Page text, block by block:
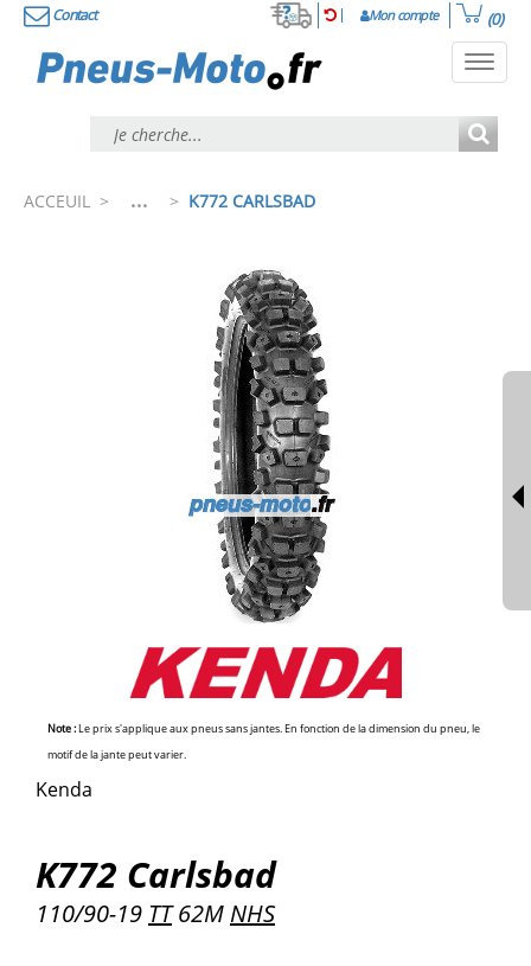
Contact Mon compte (0)
ACCEUIL > ... > K772 CARLSBAD
Note :Le prix s'applique aux pneus sans jantes. En fonction de la dimension du pneu, le
motif de la jante peut varier.
Kenda
K772 Carlsbad
110/90-19 TT62M NHS